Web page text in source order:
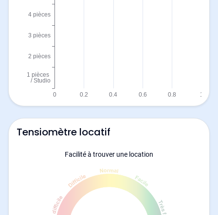
Tensiomètre locatif
Facilité à trouver une location